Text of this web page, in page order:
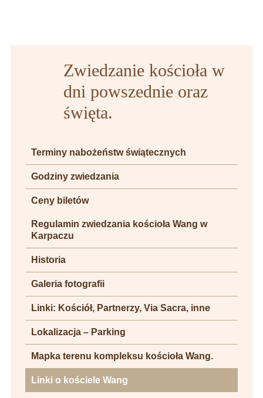
Zwiedzanie kościoła w
dni powszednie oraz
święta.
Terminy nabożeństw świątecznych
Godziny zwiedzania
Ceny biletów
Regulamin zwiedzania kościoła Wang w
Karpaczu
Historia
Galeria fotografii
Linki: Kościół, Partnerzy, Via Sacra, inne
Lokalizacja – Parking
Mapka terenu kompleksu kościoła Wang.
Linki o kościele Wang